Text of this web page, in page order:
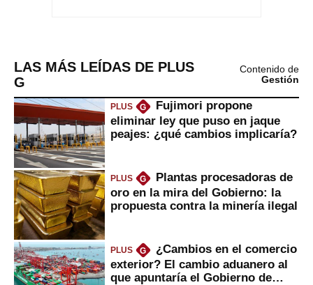
LAS MÁS LEÍDAS DE PLUS
G
Contenido de
Gestión
PLUS G
Fujimori propone
eliminar ley que puso en jaque
peajes: ¿qué cambios implicaría?
PLUS G
Plantas procesadoras de
oro en la mira del Gobierno: la
propuesta contra la minería ilegal
PLUS G
¿Cambios en el comercio
exterior? El cambio aduanero al
que apuntaría el Gobierno de